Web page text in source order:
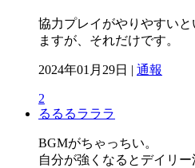
協力プレイがやりやすい
ますが、それだけです。
2024年01月29日 | 通報
2
るるるラララ
BGMがちゃっちい。
自分が強くなるとデイリー